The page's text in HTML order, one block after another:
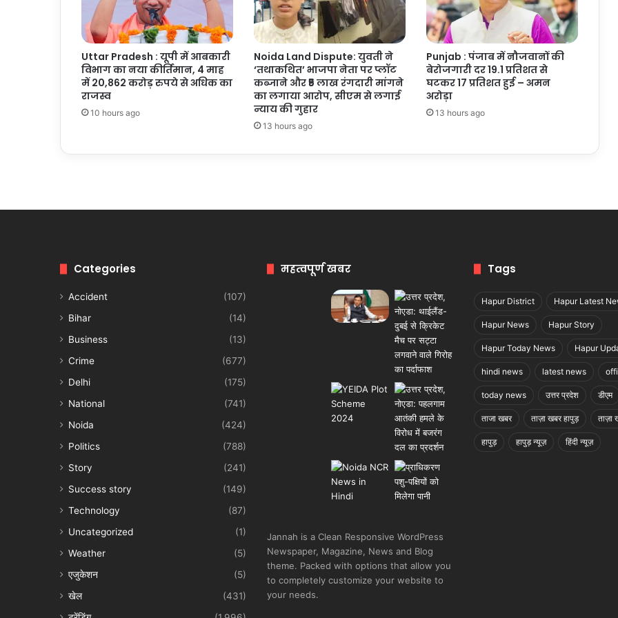
Uttar Pradesh : यूपी में आबकारी
विभाग का नया कीर्तिमान, 4 माह
में 20,862 करोड़ रुपये से अधिक का
राजस्व
10 hours ago
Noida Land Dispute: युवती ने
‘तथाकथित’ भाजपा नेता पर प्लॉट
कब्जाने और ₹5 लाख रंगदारी मांगने
का लगाया आरोप, सीएम से लगाई
न्याय की गुहार
13 hours ago
Punjab : पंजाब में नौजवानों की
बेरोजगारी दर 19.1 प्रतिशत से
घटकर 17 प्रतिशत हुई – अमन
अरोड़ा
13 hours ago
Categories
Accident
(107)
Bihar
(14)
Business
(13)
Crime
(677)
Delhi
(175)
National
(741)
Noida
(424)
Politics
(788)
Story
(241)
Success story
(149)
Technology
(87)
Uncategorized
(1)
Weather
(5)
एजुकेशन
(5)
खेल
(431)
महत्वपूर्ण खबर
Jannah is a Clean Responsive WordPress
Newspaper, Magazine, News and Blog
theme. Packed with options that allow you
to completely customize your website to
your needs.
Tags
Hapur District Hapur Latest
Hapur News Hapur Story
Hapur Today News Hapur
hindi news latest news
today news उत्तर प्रदेश डीएम
ताजा खबर ताज़ा खबर हापुड़ ताज़ा
हापुड़ हापुड़ न्यूज़ हिंदी न्यूज़